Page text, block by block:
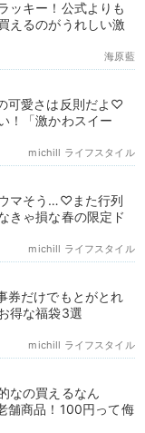
ッキー！公式よりも
えるのがうれしい激
海原藍
可愛さは反則だよ♡
！「激かわスイー
michill ライフスタイル
マそう…♡また行列
きゃ損な春の限定ド
michill ライフスタイル
券だけでもとがとれ
得な福袋3選
michill ライフスタイル
なの買えるなん
舗商品！100円って侮